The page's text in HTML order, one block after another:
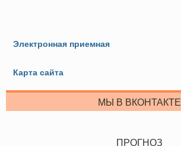
Электронная приемная
Карта сайта
МЫ В ВКОНТАКТЕ
ПРОГНОЗ